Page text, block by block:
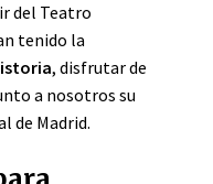
del Teatro
tenido la
, disfrutar de
a nosotros su
de Madrid.